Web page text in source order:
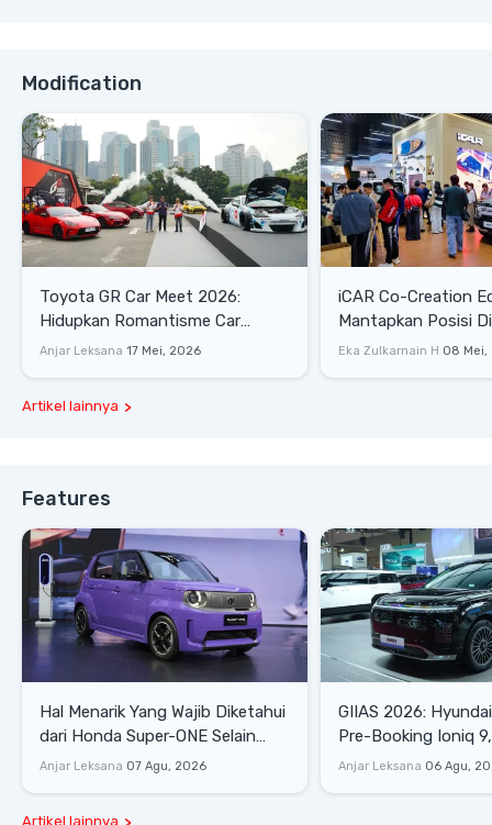
Modification
Toyota GR Car Meet 2026:
Hidupkan Romantisme Car
Culture Era 90-an
Anjar Leksana 17 Mei, 2026
iCAR Co-Creation
Mantapkan Posisi
Gaya Hidup
Eka Zulkarnain H 08 Mei,
Artikel lainnya
Features
Hal Menarik Yang Wajib Diketahui
dari Honda Super-ONE Selain
Harga
Anjar Leksana 07 Agu, 2026
GIIAS 2026:
Pre-Booking Ioniq
Rp1,49 Miliar
Anjar Leksana 06 Agu,
Artikel lainnya